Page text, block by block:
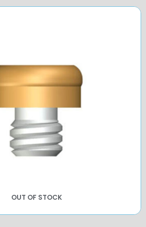
OUT OF STOCK